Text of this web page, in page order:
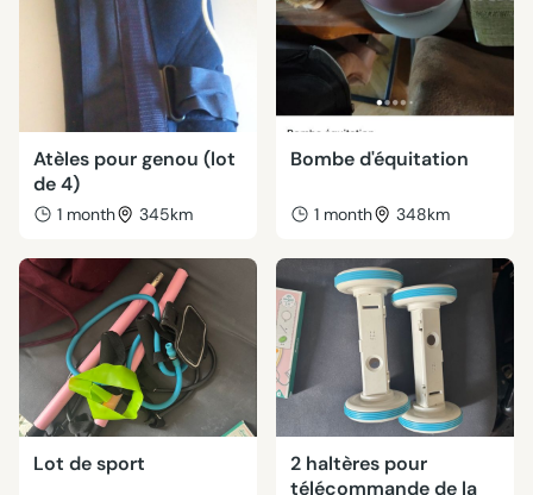
Atèles pour genou (lot
de 4)
1 month 345km
Bombe d'équitation
1 month 348km
Lot de sport
2 haltères pour
télécommande de la